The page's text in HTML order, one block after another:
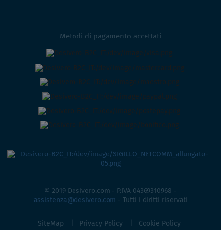
Metodi di pagamento accettati
© 2019 Desivero.com - P.IVA 04369310968 -
assistenza@desivero.com - Tutti i diritti riservati
SiteMap Privacy Policy Cookie Policy